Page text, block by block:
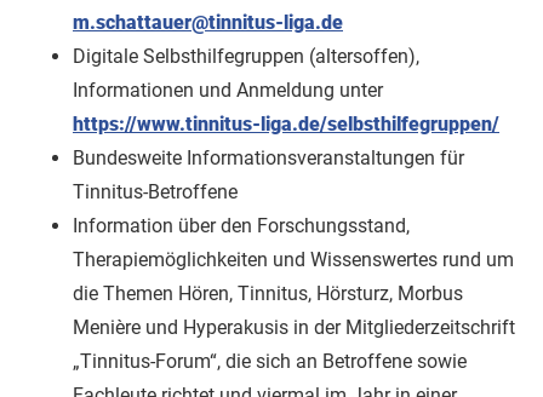
m.schattauer@tinnitus-liga.de
Digitale Selbsthilfegruppen (altersoffen),
Informationen und Anmeldung unter
https://www.tinnitus-liga.de/selbsthilfegruppen/
Bundesweite Informationsveranstaltungen für
Tinnitus-Betroffene
Information über den Forschungsstand,
Therapiemöglichkeiten und Wissenswertes rund um
die Themen Hören, Tinnitus, Hörsturz, Morbus
Menière und Hyperakusis in der Mitgliederzeitschrift
„Tinnitus-Forum“, die sich an Betroffene sowie